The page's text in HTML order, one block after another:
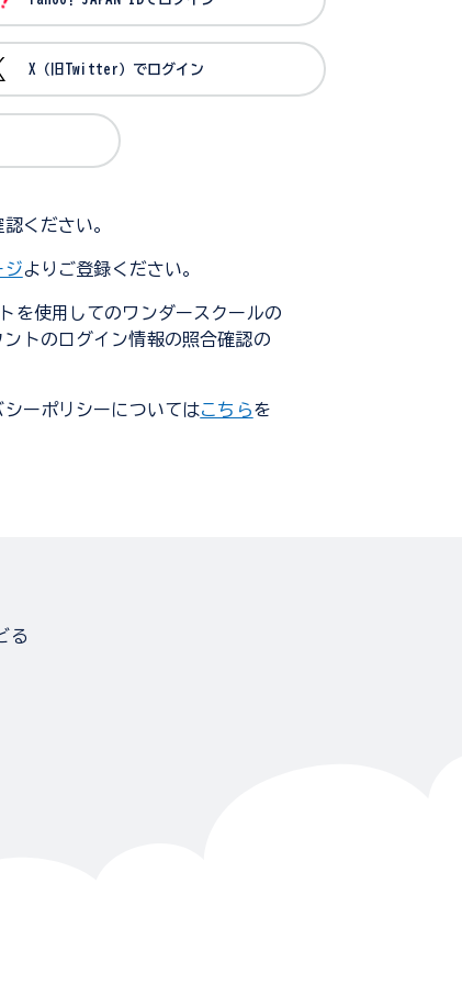
X（旧Twitter）でログイン
ください。
ジよりご登録ください。
を使用してのワンダースクールの
トのログイン情報の照合確認の
ーポリシーについてはこちらを
る